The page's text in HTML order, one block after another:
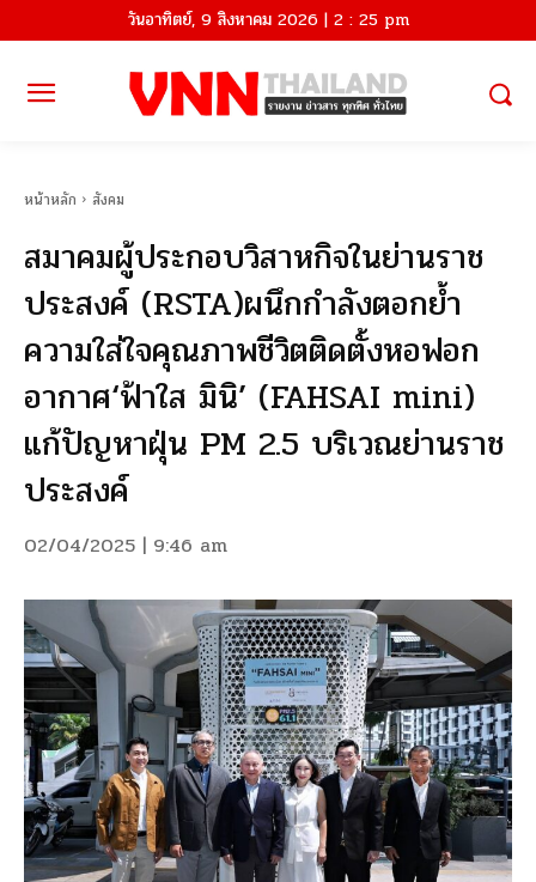
วันอาทิตย์, 9 สิงหาคม 2026 | 2 : 25 pm
หน้าหลัก สังคม
สมาคมผู้ประกอบวิสาหกิจในย่านราช
ประสงค์ (RSTA)ผนึกกำลังตอกย้ำ
ความใส่ใจคุณภาพชีวิตติดตั้งหอฟอก
อากาศ‘ฟ้าใส มินิ’ (FAHSAI mini)
แก้ปัญหาฝุ่น PM 2.5 บริเวณย่านราช
ประสงค์
02/04/2025 | 9:46 am